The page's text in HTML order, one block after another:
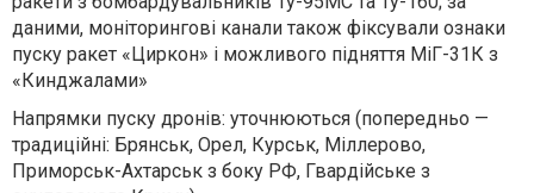
даними, моніторингові канали також фіксували ознаки
пуску ракет «Циркон» і можливого підняття МіГ-31К з
«Кинджалами»
Напрямки пуску дронів: уточнюються (попередньо —
традиційні: Брянськ, Орел, Курськ, Міллерово,
Приморськ-Ахтарськ з боку РФ, Гвардійське з